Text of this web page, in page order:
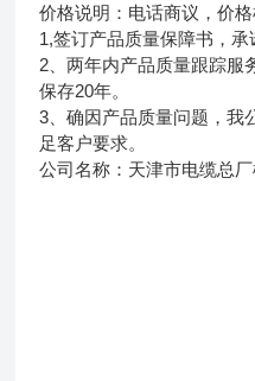
价格说明：电话商议，价
1,签订产品质量保障书，承
2、两年内产品质量跟踪服
保存20年。
3、确因产品质量问题，我
足客户要求。
公司名称：天津市电缆总